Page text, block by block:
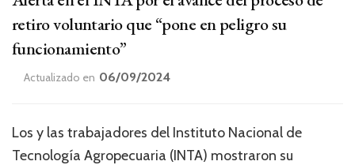
retiro voluntario que “pone en peligro su
funcionamiento”
Actualizado en 06/09/2024
Los y las trabajadores del Instituto Nacional de
Tecnología Agropecuaria (INTA) mostraron su